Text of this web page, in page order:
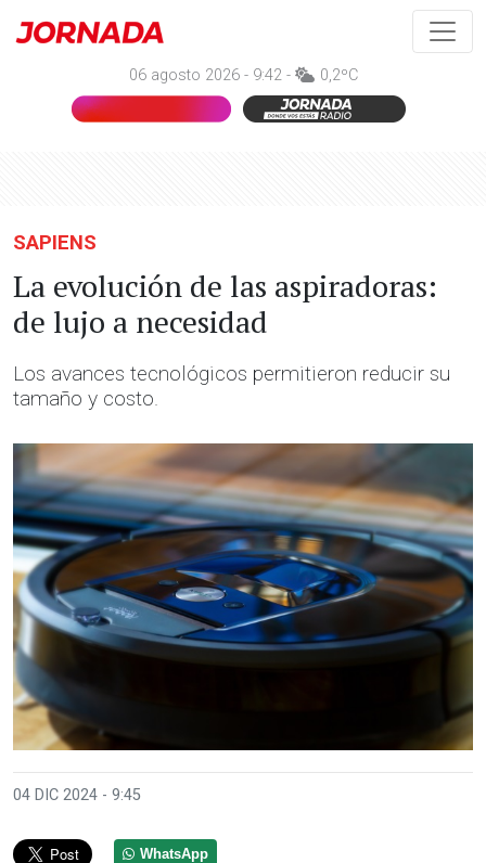
06 agosto 2026 - 9:42 - 0,2ºC
SAPIENS
La evolución de las aspiradoras:
de lujo a necesidad
Los avances tecnológicos permitieron reducir su
tamaño y costo.
04 DIC 2024 - 9:45
WhatsApp